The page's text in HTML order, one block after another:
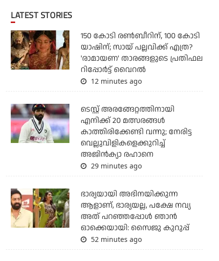
LATEST STORIES
150 കോടി രൺബീറിന്, 100 കോടി
യാഷിന്; സായ് പല്ലവിക്ക് എത്ര?
'രാമായണ' താരങ്ങളുടെ പ്രതിഫല
റിപ്പോർട്ട് വൈറൽ
12 minutes ago
ടെസ്റ്റ് അരങ്ങേറ്റത്തിനായി
എനിക്ക് 20 മത്സരങ്ങള്‍
കാത്തിരിക്കേണ്ടി വന്നു; നേരിട്ട
വെല്ലുവിളികളെക്കുറിച്ച്
അജിന്‍ക്യാ രഹാനെ
29 minutes ago
ഭാര്യയായി അഭിനയിക്കുന്ന
ആളാണ്, ഭാര്യയല്ല, പക്ഷേ നവ്യ
അത് പറഞ്ഞപ്പോള്‍ ഞാന്‍
ഓക്കെയായി: സൈജു കുറുപ്പ്
52 minutes ago